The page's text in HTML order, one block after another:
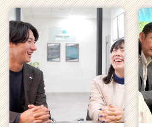
チ
ア
（C
h
e
e